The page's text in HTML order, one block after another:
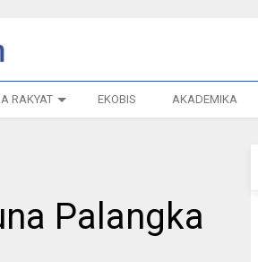
RAKYAT EKOBIS AKADEMIKA
Palangka